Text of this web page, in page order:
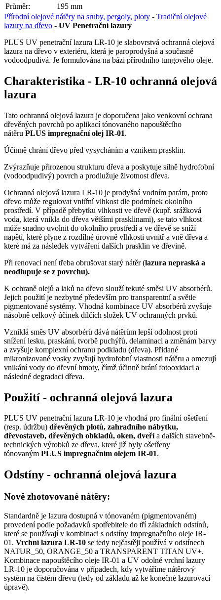
Průměr:
195 mm
Přírodní olejové nátěry na sruby, pergoly, ploty - Tradiční olejové
lazury na dřevo - UV Penetrační lazury
PLUS UV penetrační lazura LR-10 je slabovrstvá ochranná olejová
lazura na dřevo v exteriéru, která je paroprodyšná a současně
vodoodpudivá. Je formulována na bázi přírodního tungového oleje.
Charakteristika - LR-10 ochranná olejová
lazura
Tato ochranná olejová lazura je doporučena jako venkovní ochrana
dřevěných povrchů po aplikací tónovaného napouštěcího
nátěru PLUS impregnační olej IR-01.
Účinně chrání dřevo před vysycháním a vznikem prasklin.
Zvýrazňuje přirozenou strukturu dřeva a poskytuje silně hydrofobní
(vodoodpudivý) povrch a prodlužuje životnost dřeva.
Ochranná olejová lazura LR-10 je prodyšná vodním parám, proto
dřevo může regulovat vnitřní vlhkost dle podmínek okolního
prostředí. V případě přebytku vlhkosti ve dřevě (kupř. srážková
voda, která vnikla do dřeva většími prasklinami), se tato vlhkost
může snadno uvolnit do okolního prostředí a ve dřevě se sníží
napětí, které plyne z rozdílné úrovně vlhkosti uvnitř a vně dřeva a
které má za následek vytváření dalších prasklin ve dřevině.
Při renovaci není třeba obrušovat starý nátěr (lazura nepraská a
neodlupuje se z povrchu).
K ochraně olejů a laků na dřevo slouží tekuté směsi UV absorbérů.
Jejich použití je nezbytné především pro transparentní a světle
pigmentované systémy. Vhodná kombinace UV absorbérů zvyšuje
násobně celkový účinek dílčích složek UV ochranných prvků.
Vzniklá směs UV absorbérů dává nátěrům lepší odolnost proti
snížení lesku, praskání, tvorbě puchýřů, delaminaci a změnám barvy
a zvyšuje komplexní ochranu podkladu (dřeva). Přidané
mikronizované vosky zvyšují hydrofobní vlastnosti nátěru a omezují
vnikání vody do dřevní hmoty, čímž účinně brání fotooxidaci a
následné degradaci dřeva.
Použití - ochranná olejová lazura
PLUS UV penetrační lazura LR-10 je vhodná pro finální ošetření
(resp. údržbu) dřevěných plotů, zahradního nábytku,
dřevostaveb, dřevěných obkladů, oken, dveřía dalších stavebně-
technických výrobků ze dřeva, které již byly ošetřeny
tónovaným PLUS impregnačním olejem IR-01.
Odstíny - ochranná olejová lazura
Nově zhotovované nátěry:
Standardně je lazura dostupná v tónovaném (pigmentovaném)
provedení podle požadavků spotřebitele do tří základních odstínů,
které se používají v kombinaci s odstíny impregnačního oleje IR-
01. Vrchní lazura LR-10 se tedy nejčastěji používá v odstínech
NATUR_50, ORANGE_50 a TRANSPARENT TITAN UV+.
Kombinace napouštěcího oleje IR-01 a UV odolné vrchní lazury
LR-10 je doporučována v případech, kdy vytváříme nátěrový
systém na čistém dřevu (tedy od základu až ke konečné lazurovací
úpravě).